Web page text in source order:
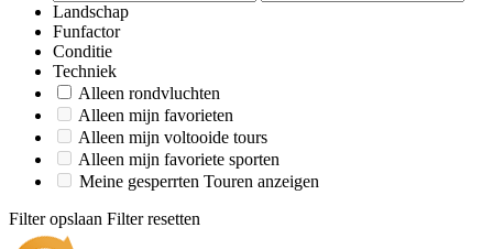
Landschap
Funfactor
Conditie
Techniek
Alleen rondvluchten
Alleen mijn favorieten
Alleen mijn voltooide tours
Alleen mijn favoriete sporten
Meine gesperrten Touren anzeigen
Filter opslaan Filter resetten